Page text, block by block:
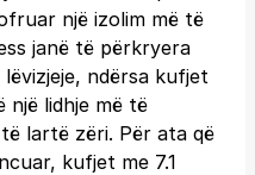
një izolim më të
janë të përkryera
ndërsa kufjet
një lidhje më të
lartë zëri. Për ata që
kufjet me 7.1